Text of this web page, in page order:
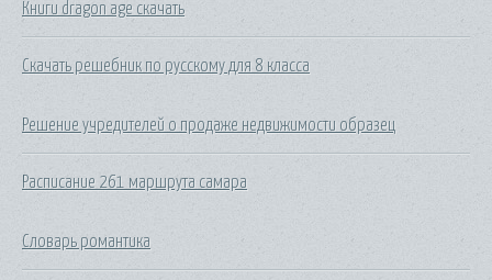
Книги dragon age скачать
Скачать решебник по русскому для 8 класса
Решение учредителей о продаже недвижимости образец
Расписание 261 маршрута самара
Словарь романтика